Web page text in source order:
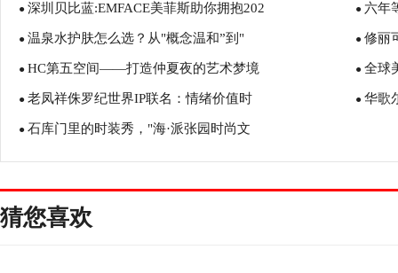
● 深圳贝比蓝:EMFACE美菲斯助你拥抱202 ● 六年
● 温泉水护肤怎么选？从"概念温和”到" ● 修丽
● HC第五空间——打造仲夏夜的艺术梦境 ● 全球
● 老凤祥侏罗纪世界IP联名：情绪价值时 ● 华歌
● 石库门里的时装秀，"海·派张园时尚文
猜您喜欢